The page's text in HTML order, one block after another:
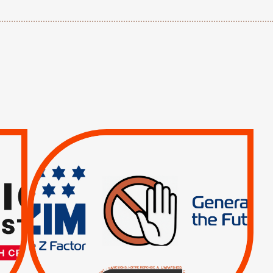
INTERNATIONAL ?
TRUMP, MACRON :
MÊME COMBAT
| Actus |
| Boycott militaire |